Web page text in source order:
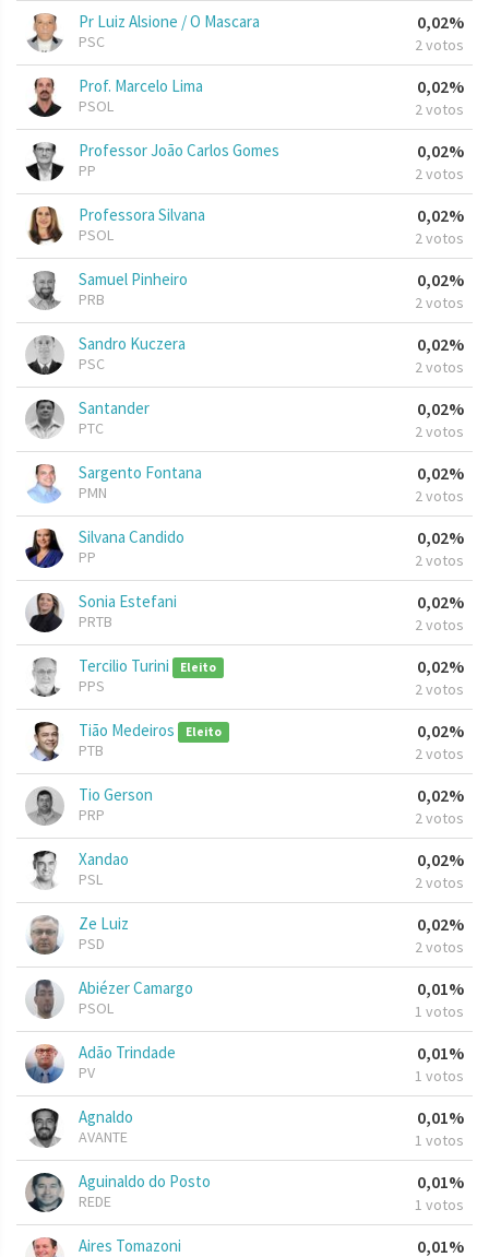
Pr Luiz Alsione / O Mascara
PSC
0,02%
2 votos
Prof. Marcelo Lima
PSOL
0,02%
2 votos
Professor João Carlos Gomes
PP
0,02%
2 votos
Professora Silvana
PSOL
0,02%
2 votos
Samuel Pinheiro
PRB
0,02%
2 votos
Sandro Kuczera
PSC
0,02%
2 votos
Santander
PTC
0,02%
2 votos
Sargento Fontana
PMN
0,02%
2 votos
Silvana Candido
PP
0,02%
2 votos
Sonia Estefani
PRTB
0,02%
2 votos
Tercilio Turini Eleito
PPS
0,02%
2 votos
Tião Medeiros Eleito
PTB
0,02%
2 votos
Tio Gerson
PRP
0,02%
2 votos
Xandao
PSL
0,02%
2 votos
Ze Luiz
PSD
0,02%
2 votos
Abiézer Camargo
PSOL
0,01%
1 votos
Adão Trindade
PV
0,01%
1 votos
Agnaldo
AVANTE
0,01%
1 votos
Aguinaldo do Posto
REDE
0,01%
1 votos
Aires Tomazoni 0,01%